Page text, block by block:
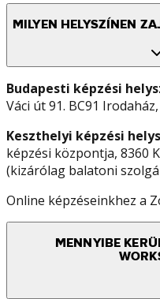
MILYEN HELYSZÍNEN
Budapesti képzési
Váci út 91. BC91
Keszthelyi képzési
képzési központja, 8360
(kizárólag balatoni
Online képzéseinkhez a
MENNYIBE